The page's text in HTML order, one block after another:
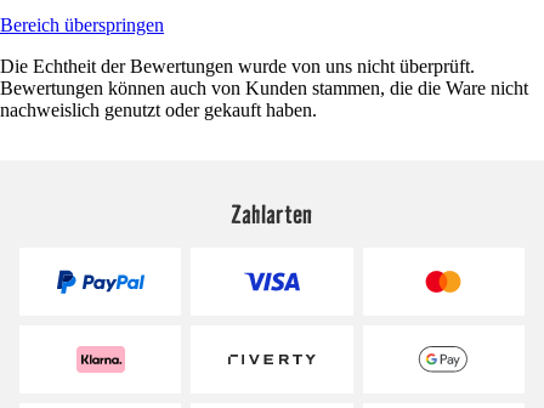
Bereich überspringen
Die Echtheit der Bewertungen wurde von uns nicht überprüft.
Bewertungen können auch von Kunden stammen, die die Ware nicht
nachweislich genutzt oder gekauft haben.
Zahlarten